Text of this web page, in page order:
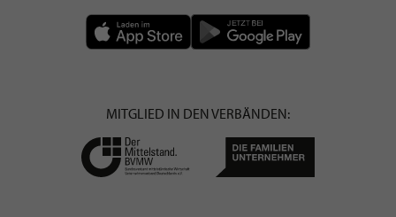
MITGLIED IN DEN VERBÄNDEN: